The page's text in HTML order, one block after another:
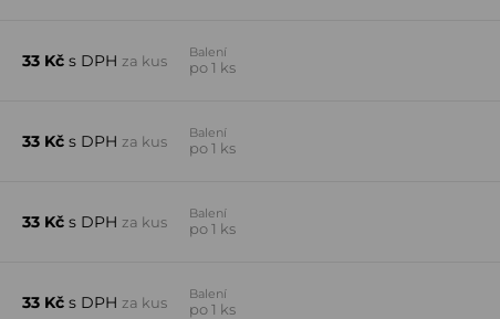
33 Kč s DPH za kus Balení
po 1 ks
33 Kč s DPH za kus Balení
po 1 ks
33 Kč s DPH za kus Balení
po 1 ks
33 Kč s DPH za kus Balení
po 1 ks